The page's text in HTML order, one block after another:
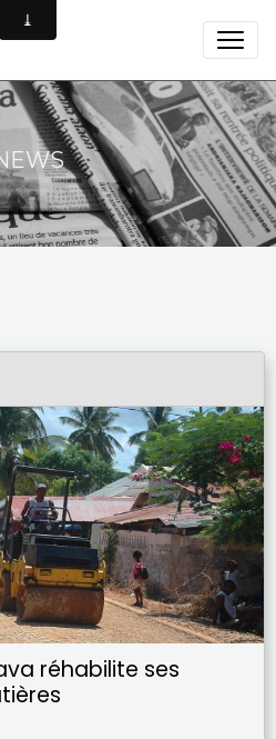
réhabilite ses